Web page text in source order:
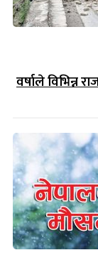
वर्षाले विभिन्न